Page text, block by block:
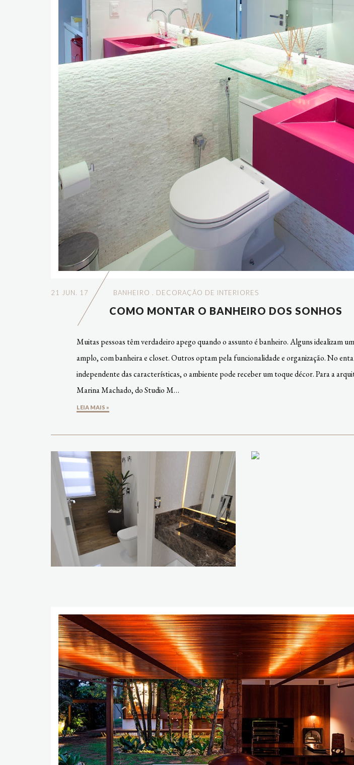
21 JUN. 17 BANHEIRO DECORAÇÃO DE INTERIORES
COMO MONTAR O BANHEIRO DOS SONHOS
Muitas pessoas têm verdadeiro apego quando o assunto é banheiro. Alguns idealizam
amplo, com banheira e closet. Outros optam pela funcionalidade e organização. No
independente das características, o ambiente pode receber um toque décor. Para a
Marina Machado, do Studio M…
LEIA MAIS »